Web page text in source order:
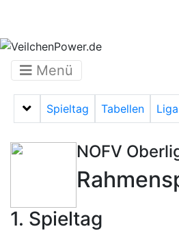
Menü
Menü auf-/zuklappen
Spieltag Tabellen
NOFV
1. Spieltag